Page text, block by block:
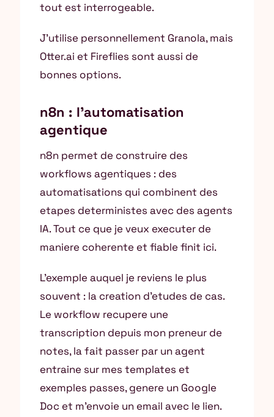
tout est interrogeable.
J’utilise personnellement Granola, mais
Otter.ai et Fireflies sont aussi de
bonnes options.
n8n : l’automatisation
agentique
n8n permet de construire des
workflows agentiques : des
automatisations qui combinent des
etapes deterministes avec des agents
IA. Tout ce que je veux executer de
maniere coherente et fiable finit ici.
L’exemple auquel je reviens le plus
souvent : la creation d’etudes de cas.
Le workflow recupere une
transcription depuis mon preneur de
notes, la fait passer par un agent
entraine sur mes templates et
exemples passes, genere un Google
Doc et m’envoie un email avec le lien.